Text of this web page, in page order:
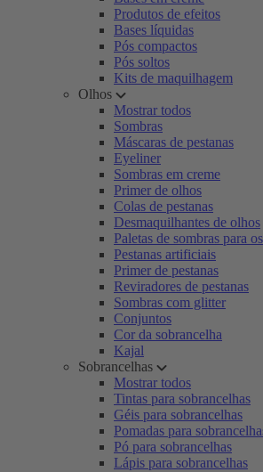
Produtos de efeitos
Bases líquidas
Pós compactos
Pós soltos
Kits de maquilhagem
Olhos
Mostrar todos
Sombras
Máscaras de pestanas
Eyeliner
Sombras em creme
Primer de olhos
Colas de pestanas
Desmaquilhantes de olhos
Paletas de sombras para
Pestanas artificiais
Primer de pestanas
Reviradores de pestanas
Sombras com glitter
Conjuntos
Cor da sobrancelha
Kajal
Sobrancelhas
Mostrar todos
Tintas para sobrancelhas
Géis para sobrancelhas
Pomadas para
Pó para sobrancelhas
Lápis para sobrancelhas